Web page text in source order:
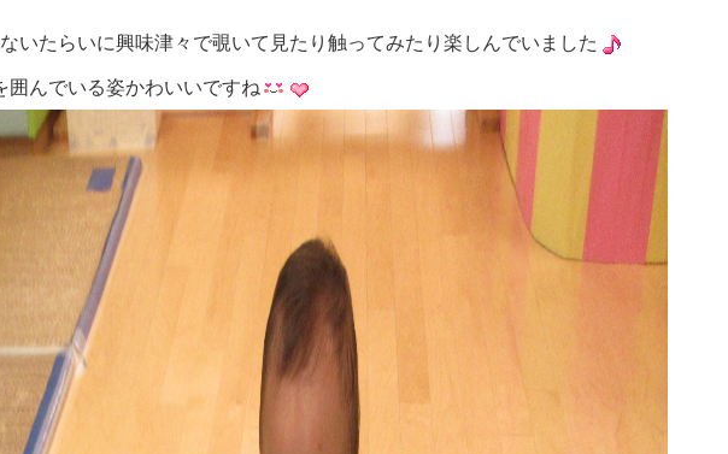
いたらいに興味津々で覗いて見たり触ってみたり楽しんでいました
囲んでいる姿かわいいですね